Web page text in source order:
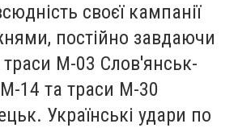
своєї кампанії
постійно завдаючи
траси М-03 Слов'янськ-
14 та траси М-30
Українські удари по